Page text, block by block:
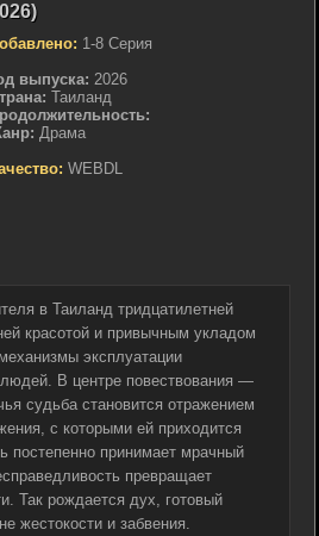
1-8 Серия
выпуска: 2026
Таиланд
Драма
WEBDL
в Таиланд тридцатилетней
красотой и привычным укладом
эксплуатации
В центре повествования —
судьба становится отражением
с которыми ей приходится
постепенно принимает мрачный
превращает
Так рождается дух, готовый
жестокости и забвения.